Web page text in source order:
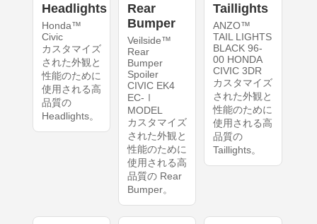
Headlights
Honda™
Civic
カスタマイズ
された外観と
性能のために
使用される高
品質の
Headlights。
Rear
Bumper
Veilside™
Rear
Bumper
Spoiler
CIVIC EK4
EC-Ⅰ
MODEL
カスタマイズ
された外観と
性能のために
使用される高
品質の Rear
Bumper。
Taillights
ANZO™
TAIL LIGHTS
BLACK 96-
00 HONDA
CIVIC 3DR
カスタマイズ
された外観と
性能のために
使用される高
品質の
Taillights。